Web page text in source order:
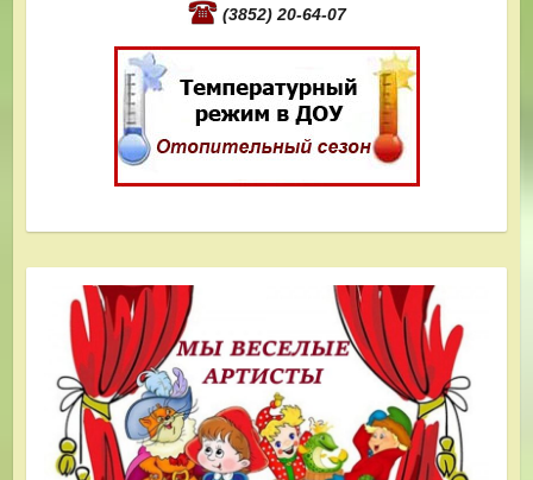
(3852) 20-64-07